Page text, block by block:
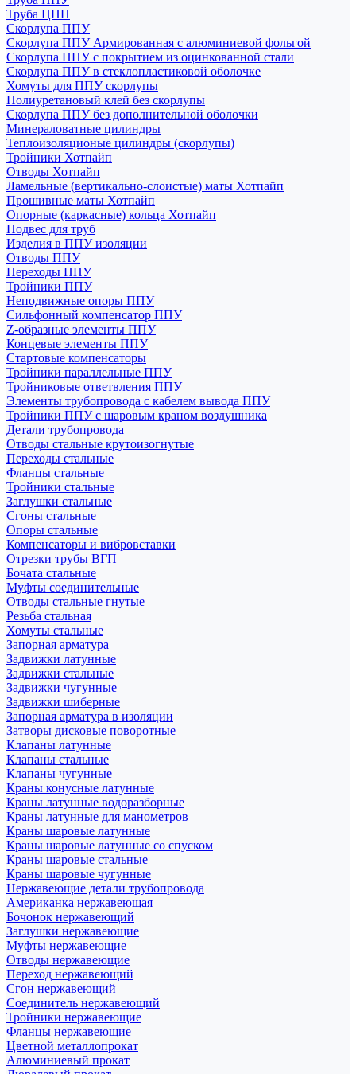
Труба ЦПП
Скорлупа ППУ
Скорлупа ППУ Армированная с алюминиевой фольгой
Скорлупа ППУ с покрытием из оцинкованной стали
Скорлупа ППУ в стеклопластиковой оболочке
Хомуты для ППУ скорлупы
Полиуретановый клей без скорлупы
Скорлупа ППУ без дополнительной оболочки
Минераловатные цилиндры
Теплоизоляционые цилиндры (скорлупы)
Тройники Хотпайп
Отводы Хотпайп
Ламельные (вертикально-слоистые) маты Хотпайп
Прошивные маты Хотпайп
Опорные (каркасные) кольца Хотпайп
Подвес для труб
Изделия в ППУ изоляции
Отводы ППУ
Переходы ППУ
Тройники ППУ
Неподвижные опоры ППУ
Cильфонный компенсатор ППУ
Z-образные элементы ППУ
Концевые элементы ППУ
Стартовые компенсаторы
Тройники параллельные ППУ
Тройниковые ответвления ППУ
Элементы трубопровода с кабелем вывода ППУ
Тройники ППУ с шаровым краном воздушника
Детали трубопровода
Отводы стальные крутоизогнутые
Переходы стальные
Фланцы стальные
Тройники стальные
Заглушки стальные
Сгоны стальные
Опоры стальные
Компенсаторы и вибровставки
Отрезки трубы ВГП
Бочата стальные
Муфты соединительные
Отводы стальные гнутые
Резьба стальная
Хомуты стальные
Запорная арматура
Задвижки латунные
Задвижки стальные
Задвижки чугунные
Задвижки шиберные
Запорная арматура в изоляции
Затворы дисковые поворотные
Клапаны латунные
Клапаны стальные
Клапаны чугунные
Краны конусные латунные
Краны латунные водоразборные
Краны латунные для манометров
Краны шаровые латунные
Краны шаровые латунные со спуском
Краны шаровые стальные
Краны шаровые чугунные
Нержавеющие детали трубопровода
Американка нержавеющая
Бочонок нержавеющий
Заглушки нержавеющие
Муфты нержавеющие
Отводы нержавеющие
Переход нержавеющий
Сгон нержавеющий
Соединитель нержавеющий
Тройники нержавеющие
Фланцы нержавеющие
Цветной металлопрокат
Алюминиевый прокат